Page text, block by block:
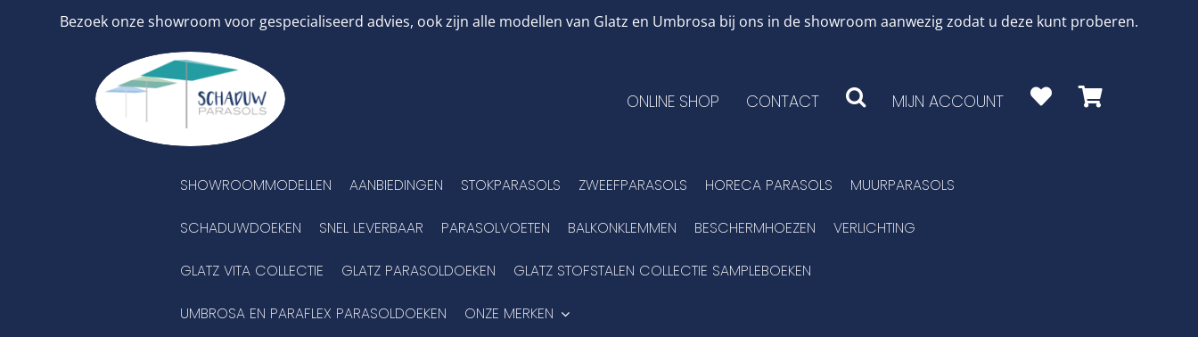
Bezoek onze showroom voor gespecialiseerd advies, ook zijn alle modellen van Glatz en Umbrosa bij ons in de showroom aanwezig zodat u deze kunt proberen.
ONLINE SHOP CONTACT MIJN ACCOUNT
SHOWROOMMODELLEN AANBIEDINGEN STOKPARASOLS ZWEEFPARASOLS HORECA PARASOLS MUURPARASOLS
SCHADUWDOEKEN SNEL LEVERBAAR PARASOLVOETEN BALKONKLEMMEN BESCHERMHOEZEN VERLICHTING
GLATZ VITA COLLECTIE GLATZ PARASOLDOEKEN GLATZ STOFSTALEN COLLECTIE SAMPLEBOEKEN
UMBROSA EN PARAFLEX PARASOLDOEKEN ONZE MERKEN